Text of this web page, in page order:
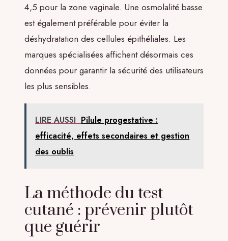
4,5 pour la zone vaginale. Une osmolalité basse
est également préférable pour éviter la
déshydratation des cellules épithéliales. Les
marques spécialisées affichent désormais ces
données pour garantir la sécurité des utilisateurs
les plus sensibles.
LIRE AUSSI Pilule progestative :
efficacité, effets secondaires et gestion
des oublis
La méthode du test
cutané : prévenir plutôt
que guérir